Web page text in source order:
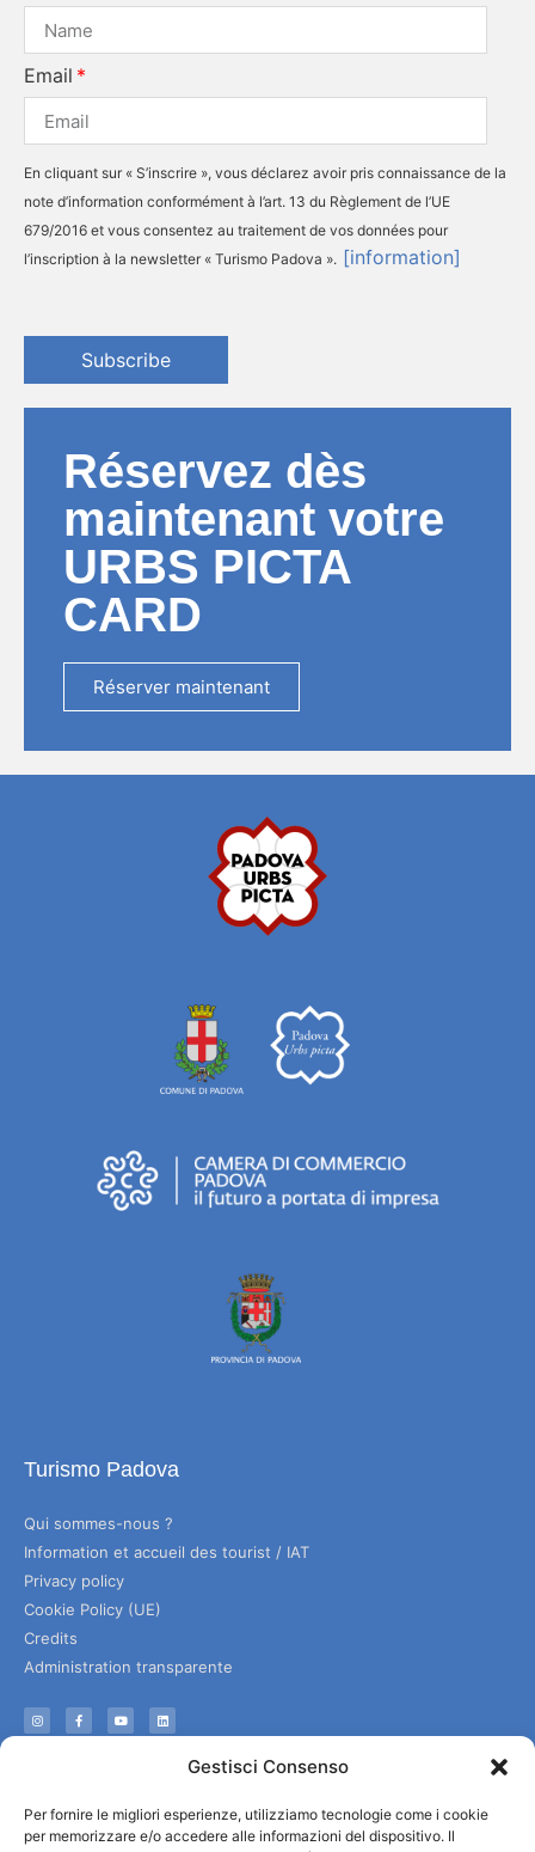
Gestisci Consenso
Per fornire le migliori esperienze, utilizziamo tecnologie come i cookie
per memorizzare e/o accedere alle informazioni del dispositivo. Il
Email
En cliquant sur « S’inscrire », vous déclarez avoir pris connaissance de la
note d’information conformément à l’art. 13 du Règlement de l’UE
679/2016 et vous consentez au traitement de vos données pour
l’inscription à la newsletter « Turismo Padova ». [information]
Subscribe
Réservez dès
maintenant votre
URBS PICTA
CARD
Réserver maintenant
Turismo Padova
Qui sommes-nous ?
Information et accueil des tourist / IAT
Privacy policy
Cookie Policy (UE)
Credits
Administration transparente
Services utiles